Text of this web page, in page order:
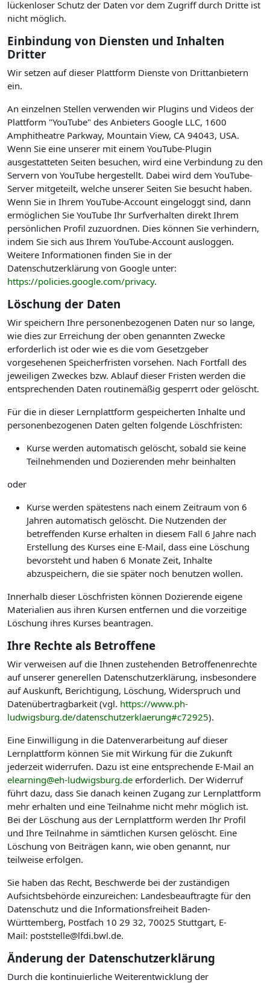
lückenloser Schutz der Daten vor dem Zugriff durch Dritte ist
nicht möglich.
Einbindung von Diensten und Inhalten
Dritter
Wir setzen auf dieser Plattform Dienste von Drittanbietern
ein.
An einzelnen Stellen verwenden wir Plugins und Videos der
Plattform "YouTube" des Anbieters Google LLC, 1600
Amphitheatre Parkway, Mountain View, CA 94043, USA.
Wenn Sie eine unserer mit einem YouTube-Plugin
ausgestatteten Seiten besuchen, wird eine Verbindung zu den
Servern von YouTube hergestellt. Dabei wird dem YouTube-
Server mitgeteilt, welche unserer Seiten Sie besucht haben.
Wenn Sie in Ihrem YouTube-Account eingeloggt sind, dann
ermöglichen Sie YouTube Ihr Surfverhalten direkt Ihrem
persönlichen Profil zuzuordnen. Dies können Sie verhindern,
indem Sie sich aus Ihrem YouTube-Account ausloggen.
Weitere Informationen finden Sie in der
Datenschutzerklärung von Google unter:
https://policies.google.com/privacy.
Löschung der Daten
Wir speichern Ihre personenbezogenen Daten nur so lange,
wie dies zur Erreichung der oben genannten Zwecke
erforderlich ist oder wie es die vom Gesetzgeber
vorgesehenen Speicherfristen vorsehen. Nach Fortfall des
jeweiligen Zweckes bzw. Ablauf dieser Fristen werden die
entsprechenden Daten routinemäßig gesperrt oder gelöscht.
Für die in dieser Lernplattform gespeicherten Inhalte und
personenbezogenen Daten gelten folgende Löschfristen:
Kurse werden automatisch gelöscht, sobald sie keine
Teilnehmenden und Dozierenden mehr beinhalten
oder
Kurse werden spätestens nach einem Zeitraum von 6
Jahren automatisch gelöscht. Die Nutzenden der
betreffenden Kurse erhalten in diesem Fall 6 Jahre nach
Erstellung des Kurses eine E-Mail, dass eine Löschung
bevorsteht und haben 6 Monate Zeit, Inhalte
abzuspeichern, die sie später noch benutzen wollen.
Innerhalb dieser Löschfristen können Dozierende eigene
Materialien aus ihren Kursen entfernen und die vorzeitige
Löschung ihres Kurses beantragen.
Ihre Rechte als Betroffene
Wir verweisen auf die Ihnen zustehenden Betroffenenrechte
auf unserer generellen Datenschutzerklärung, insbesondere
auf Auskunft, Berichtigung, Löschung, Widerspruch und
Datenübertragbarkeit (vgl. https://www.ph-
ludwigsburg.de/datenschutzerklaerung#c72925).
Eine Einwilligung in die Datenverarbeitung auf dieser
Lernplattform können Sie mit Wirkung für die Zukunft
jederzeit widerrufen. Dazu ist eine entsprechende E-Mail an
elearning@eh-ludwigsburg.de erforderlich. Der Widerruf
führt dazu, dass Sie danach keinen Zugang zur Lernplattform
mehr erhalten und eine Teilnahme nicht mehr möglich ist.
Bei der Löschung aus der Lernplattform werden Ihr Profil
und Ihre Teilnahme in sämtlichen Kursen gelöscht. Eine
Löschung von Beiträgen kann, wie oben genannt, nur
teilweise erfolgen.
Sie haben das Recht, Beschwerde bei der zuständigen
Aufsichtsbehörde einzureichen: Landesbeauftragte für den
Datenschutz und die Informationsfreiheit Baden-
Württemberg, Postfach 10 29 32, 70025 Stuttgart, E-
Mail: poststelle@lfdi.bwl.de.
Änderung der Datenschutzerklärung
Durch die kontinuierliche Weiterentwicklung der